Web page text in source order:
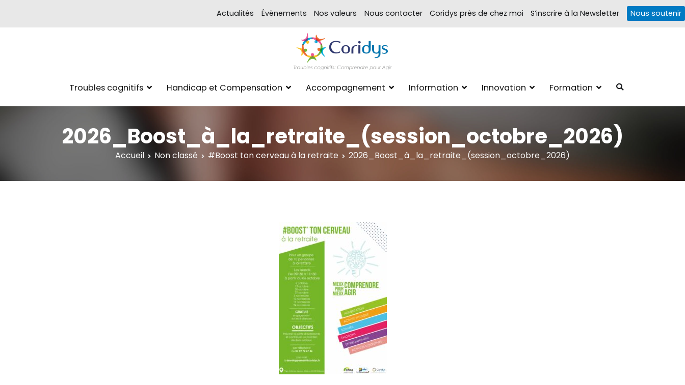
Actualités Évènements Nos valeurs Nous contacter Coridys près de chez moi S’inscrire à la Newsletter Nous soutenir
xpertise Formations autour des troubles cognitifs dys ou acquis
Troubles cognitifs Handicap et Compensation Accompagnement Information Innovation Formation
2026_Boost_à_la_retraite_(session_octobre_2026)
Accueil Non classé #Boost ton cerveau à la retraite 2026_Boost_à_la_retraite_(session_octobre_2026)